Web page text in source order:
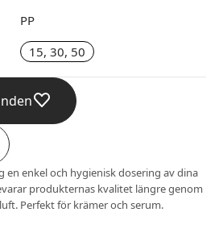
PP
15, 30, 50
en enkel och hygienisk dosering av dina
produkternas kvalitet längre genom
Perfekt för krämer och serum.